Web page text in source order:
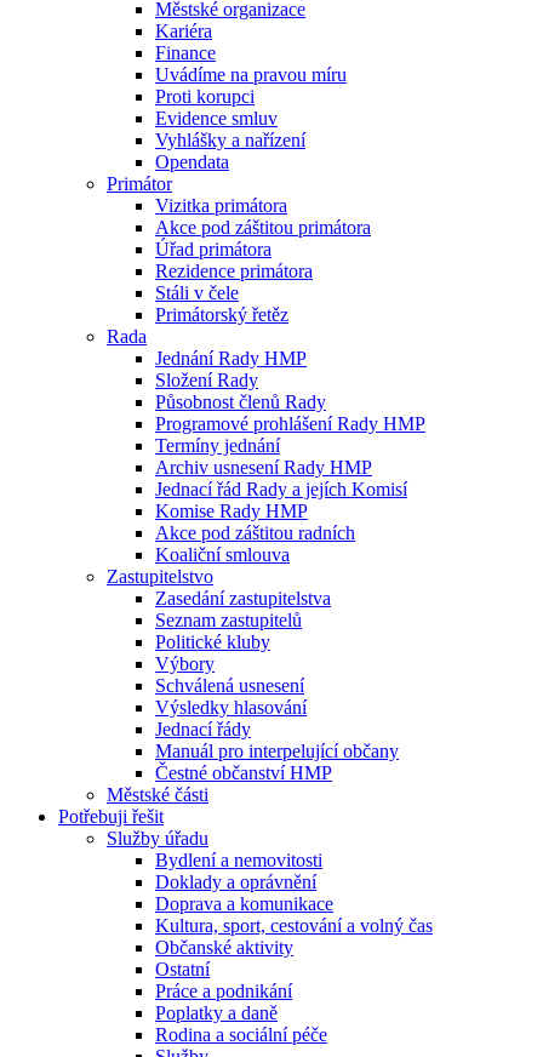
Městské organizace
Kariéra
Finance
Uvádíme na pravou míru
Proti korupci
Evidence smluv
Vyhlášky a nařízení
Opendata
Primátor
Vizitka primátora
Akce pod záštitou primátora
Úřad primátora
Rezidence primátora
Stáli v čele
Primátorský řetěz
Rada
Jednání Rady HMP
Složení Rady
Působnost členů Rady
Programové prohlášení Rady HMP
Termíny jednání
Archiv usnesení Rady HMP
Jednací řád Rady a jejích Komisí
Komise Rady HMP
Akce pod záštitou radních
Koaliční smlouva
Zastupitelstvo
Zasedání zastupitelstva
Seznam zastupitelů
Politické kluby
Výbory
Schválená usnesení
Výsledky hlasování
Jednací řády
Manuál pro interpelující občany
Čestné občanství HMP
Městské části
Potřebuji řešit
Služby úřadu
Bydlení a nemovitosti
Doklady a oprávnění
Doprava a komunikace
Kultura, sport, cestování a volný čas
Občanské aktivity
Ostatní
Práce a podnikání
Poplatky a daně
Rodina a sociální péče